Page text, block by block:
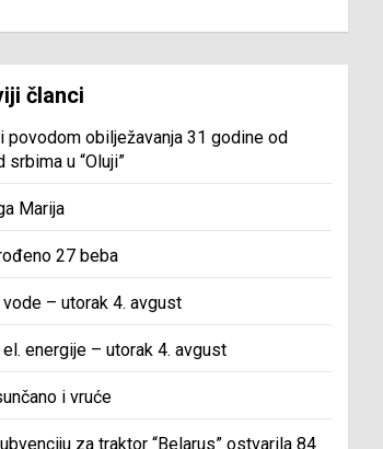
članci
povodom obilježavanja 31 godine od
srbima u “Oluji”
Marija
27 beba
– utorak 4. avgust
energije – utorak 4. avgust
i vruće
za traktor “Belarus” ostvarila 84